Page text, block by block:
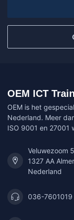
OEM ICT
OEM is het
Nederland. Meer
ISO 9001 en 27001
Veluwezoom 5
1327 AA
Nederland
036-7601019